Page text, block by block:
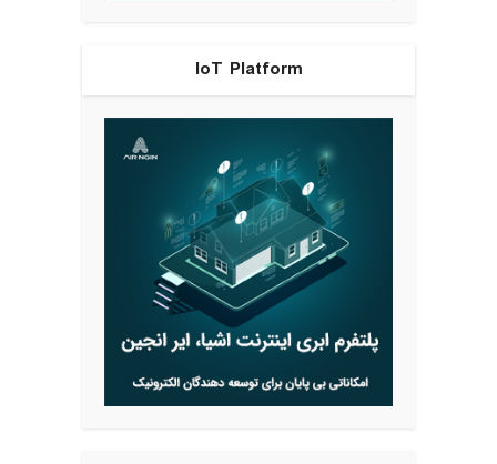
IoT Platform